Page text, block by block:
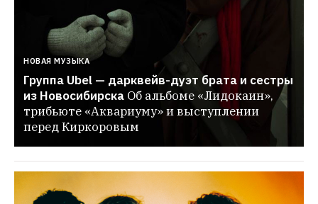
НОВАЯ МУЗЫКА
Группа Ubel — дарквейв-дуэт брата и сестры
из Новосибирска Об альбоме «Лидокаин»,
трибьюте «Аквариуму» и выступлении
перед Киркоровым